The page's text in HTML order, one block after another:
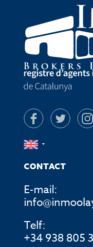
CONTACT
E-mail:
Telf:
+34 938 805